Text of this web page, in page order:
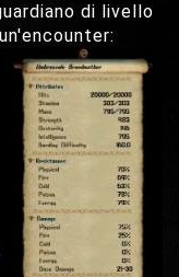
di livello